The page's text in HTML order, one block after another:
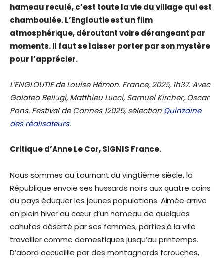
hameau reculé, c’est toute la vie du village qui est
chamboulée. L’Engloutie est un film
atmosphérique, déroutant voire dérangeant par
moments. Il faut se laisser porter par son mystère
pour l’apprécier.
L’ENGLOUTIE de Louise Hémon. France, 2025, 1h37. Avec
Galatea Bellugi, Matthieu Lucci, Samuel Kircher, Oscar
Pons. Festival de Cannes 12025, sélection Quinzaine
des réalisateurs.
Critique d’Anne Le Cor, SIGNIS France.
Nous sommes au tournant du vingtième siècle, la
République envoie ses hussards noirs aux quatre coins
du pays éduquer les jeunes populations. Aimée arrive
en plein hiver au cœur d’un hameau de quelques
cahutes déserté par ses femmes, parties à la ville
travailler comme domestiques jusqu’au printemps.
D’abord accueillie par des montagnards farouches,